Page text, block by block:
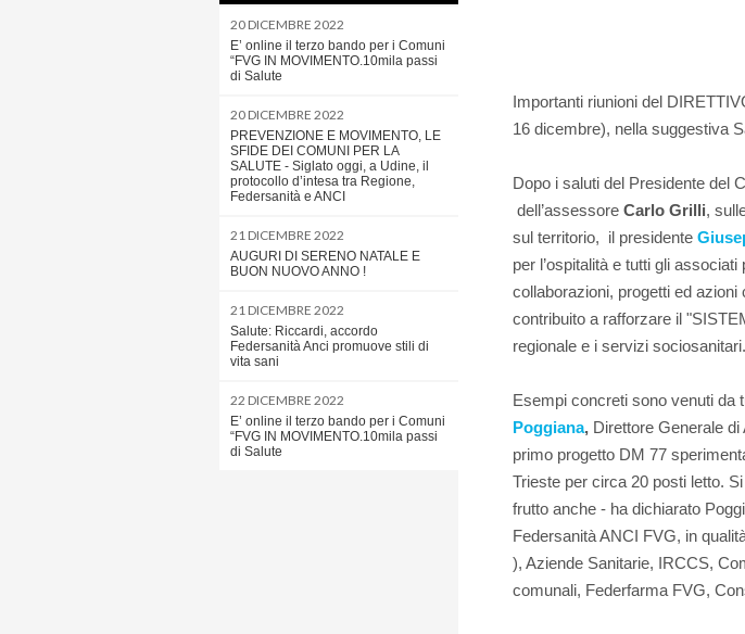
20 DICEMBRE 2022
E’ online il terzo bando per i Comuni
“FVG IN MOVIMENTO.10mila passi
di Salute
20 DICEMBRE 2022
PREVENZIONE E MOVIMENTO, LE
SFIDE DEI COMUNI PER LA
SALUTE - Siglato oggi, a Udine, il
protocollo d’intesa tra Regione,
Federsanità e ANCI
21 DICEMBRE 2022
AUGURI DI SERENO NATALE E
BUON NUOVO ANNO !
21 DICEMBRE 2022
Salute: Riccardi, accordo
Federsanità Anci promuove stili di
vita sani
22 DICEMBRE 2022
E’ online il terzo bando per i Comuni
“FVG IN MOVIMENTO.10mila passi
di Salute
Importanti riunioni del
16 dicembre), nella suggestiva
Dopo i saluti del Presidente del
dell’assessore Carlo Grilli,
sul territorio, il presidente
per l’ospitalità e tutti gli
collaborazioni, progetti ed
contribuito a rafforzare il
regionale e i servizi sociosanitari.
Esempi concreti sono venuti da
Poggiana, Direttore Generale
primo progetto DM 77
Trieste per circa 20 posti letto.
frutto anche - ha dichiarato
Federsanità ANCI FVG, in
), Aziende Sanitarie, IRCCS,
comunali, Federfarma FVG,